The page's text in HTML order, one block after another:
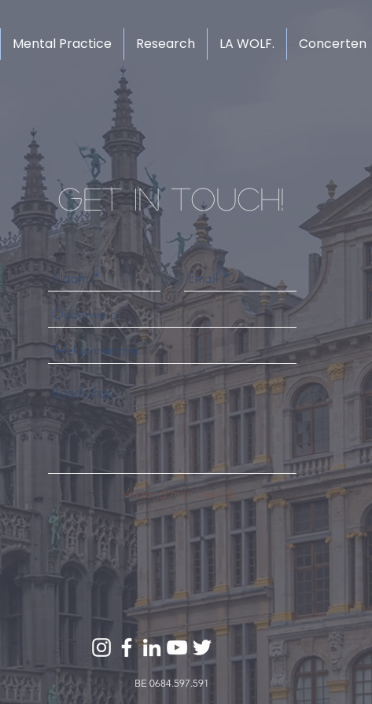
Mental Practice Research LA WOLF. Concerten
Get in touch!
Verzend mijn bericht
BE 0684.597.591